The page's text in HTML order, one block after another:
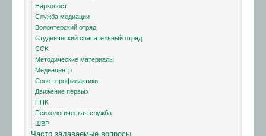
Наркопост
Служба медиации
Волонтерский отряд
Студенческий спасательный отряд
ССК
Методические материалы
Медиацентр
Совет профилактики
Движение первых
ППК
Психологическая служба
ШВР
Часто задаваемые вопросы